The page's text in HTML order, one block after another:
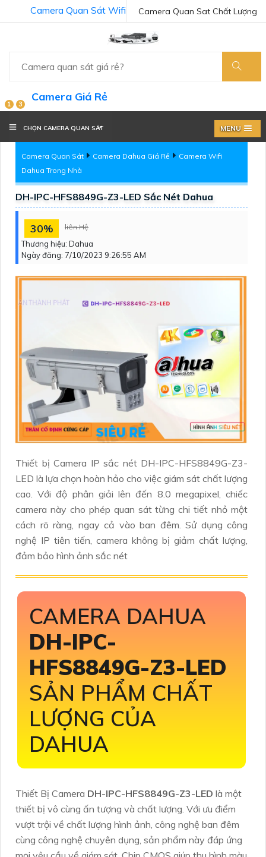
Camera Quan Sat Chất Lượng
Camera Quan Sát Wifi
1 3
Camera Giá Rẻ
CHỌN CAMERA QUAN SÁT MENU
Camera Quan Sát Camera Dahua Giá Rẻ
Camera Wifi
Dahua Trong Nhà
DH-IPC-HFS8849G-Z3-LED Sắc Nét Dahua
30% liên Hệ
Thương hiệu: Dahua
Ngày đăng: 7/10/2023 9:26:55 AM
Thiết bị Camera IP sắc nét DH-IPC-HFS8849G-Z3-
LED là lựa chọn hoàn hảo cho việc giám sát chất lượng
cao. Với độ phân giải lên đến 8.0 megapixel, chiếc
camera này cho phép quan sát từng chi tiết nhỏ một
cách rõ ràng, ngay cả vào ban đêm. Sử dụng công
nghệ IP tiên tiến, camera không bị giảm chất lượng,
đảm bảo hình ảnh sắc nét
CAMERA DAHUA
DH-IPC-
HFS8849G-Z3-LED
SẢN PHẨM CHẤT
LƯỢNG CỦA
DAHUA
Thiết Bị Camera DH-IPC-HFS8849G-Z3-LED là một
thiết bị vô cùng ấn tượng và chất lượng. Với ưu điểm
vượt trội về chất lượng hình ảnh, công nghệ ban đêm
cùng công nghệ chuyên dụng, sản phẩm này đáp ứng